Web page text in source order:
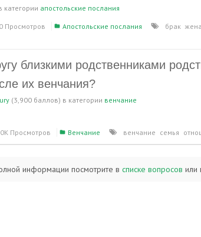
категории апостольские послания
Просмотров Апостольские послания брак жена
близкими родственниками
их венчания?
(3,900 баллов) в категории венчание
Просмотров Венчание венчание семья
информации посмотрите в списке вопросов или